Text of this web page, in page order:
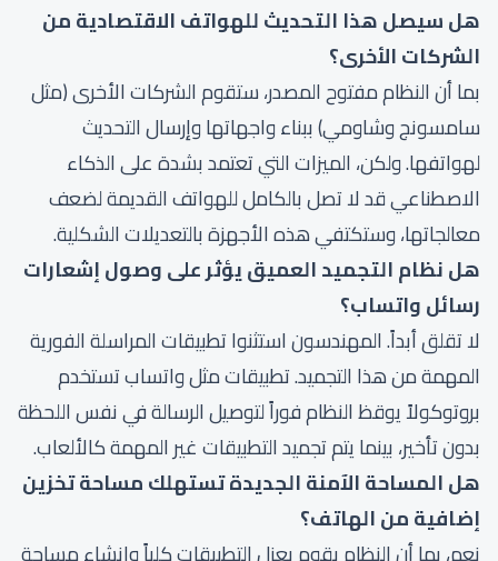
هل سيصل هذا التحديث للهواتف الاقتصادية من
الشركات الأخرى؟
بما أن النظام مفتوح المصدر، ستقوم الشركات الأخرى (مثل
سامسونج وشاومي) ببناء واجهاتها وإرسال التحديث
لهواتفها. ولكن، الميزات التي تعتمد بشدة على الذكاء
الاصطناعي قد لا تصل بالكامل للهواتف القديمة لضعف
معالجاتها، وستكتفي هذه الأجهزة بالتعديلات الشكلية.
هل نظام التجميد العميق يؤثر على وصول إشعارات
رسائل واتساب؟
لا تقلق أبداً. المهندسون استثنوا تطبيقات المراسلة الفورية
المهمة من هذا التجميد. تطبيقات مثل واتساب تستخدم
بروتوكولاً يوقظ النظام فوراً لتوصيل الرسالة في نفس اللحظة
بدون تأخير، بينما يتم تجميد التطبيقات غير المهمة كالألعاب.
هل المساحة الآمنة الجديدة تستهلك مساحة تخزين
إضافية من الهاتف؟
نعم، بما أن النظام يقوم بعزل التطبيقات كلياً وإنشاء مساحة